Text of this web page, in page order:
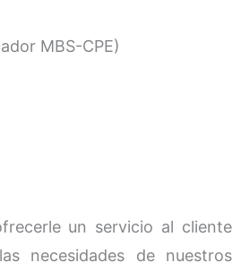
MBS-CPE)
un servicio al cliente
necesidades de nuestros